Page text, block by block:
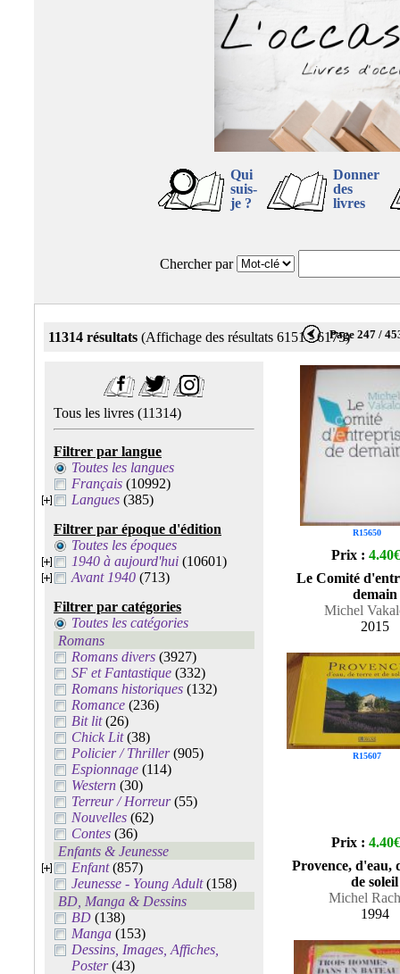
Qui
suis-
je ?
Donner
des
livres
Chercher par
11314 résultats (Affichage des résultats 6151 - 6175)Page 247 /
Tous les livres (11314)
Filtrer par langue
Toutes les langues
Français (10992)
Langues (385)
Filtrer par époque d'édition
Toutes les époques
1940 à aujourd'hui (10601)
Avant 1940 (713)
Filtrer par catégories
Toutes les catégories
Romans
Romans divers (3927)
SF et Fantastique (332)
Romans historiques (132)
Romance (236)
Bit lit(26)
Chick Lit(38)
Policier / Thriller(905)
Espionnage (114)
Western (30)
Terreur / Horreur(55)
Nouvelles (62)
Contes (36)
Enfants & Jeunesse
Enfant(857)
Jeunesse - Young Adult(158)
BD, Manga & Dessins
BD (138)
Manga (153)
Dessins, Images, Affiches,
Poster(43)
R15650
Prix : 4.40€
Le Comité
demain
Michel
2015
R15607
Prix : 4.40€
Provence, d'eau,
de soleil
Michel
1994